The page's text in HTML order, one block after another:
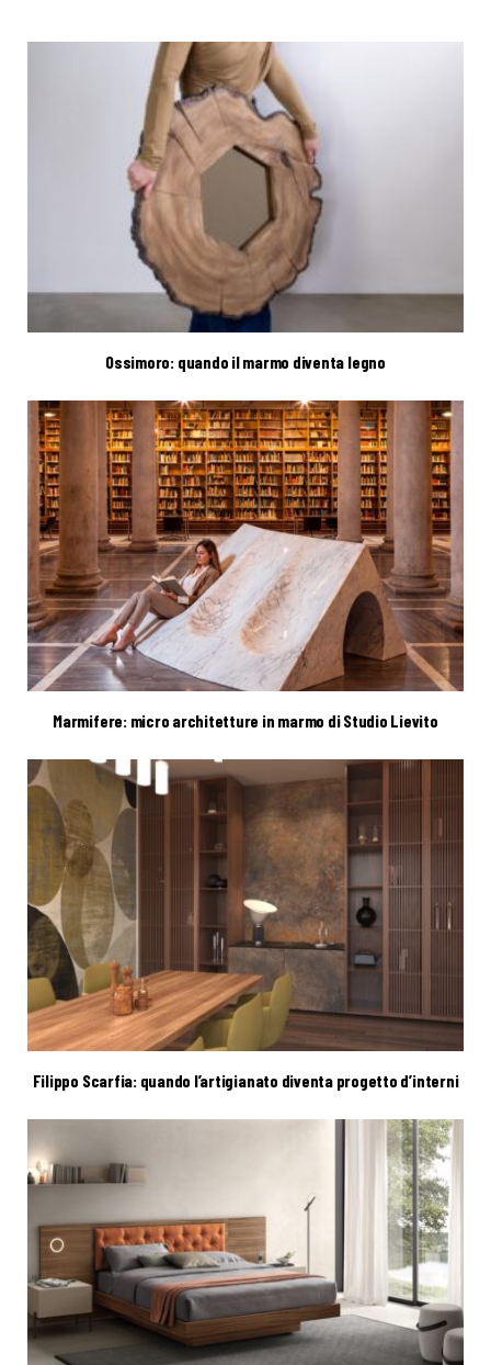
Ossimoro: quando il marmo diventa legno
Marmifere: micro architetture in marmo di Studio Lievito
Filippo Scarfia: quando l’artigianato diventa progetto d’interni